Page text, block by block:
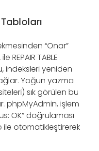
“Onar”
REPAIR TABLE
indeksleri yeniden
Yoğun yazma
sık görülen bu
phpMyAdmin, işlem
OK” doğrulaması
ile otomatikleştirerek